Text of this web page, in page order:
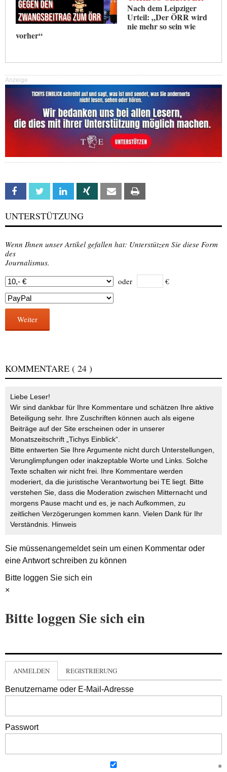
Nach dem Leipziger
Urteil: „Der ÖRR wird
nie mehr so sein wie
vorher“
Anzeige
Facebook Twitter Linkedin Xing Email
UNTERSTÜTZUNG
Wenn Ihnen unser Artikel gefallen hat: Unterstützen Sie diese Form
des
Journalismus.
oder
€
Weiter
KOMMENTARE ( 24 )
Liebe Leser!
Wir sind dankbar für Ihre Kommentare und schätzen Ihre aktive
Beteiligung sehr. Ihre Zuschriften können auch als eigene
Beiträge auf der Site erscheinen oder in unserer
Monatszeitschrift „Tichys Einblick“.
Bitte entwerten Sie Ihre Argumente nicht durch Unterstellungen,
Verunglimpfungen oder inakzeptable Worte und Links. Solche
Texte schalten wir nicht frei. Ihre Kommentare werden
moderiert, da die juristische Verantwortung bei TE liegt. Bitte
verstehen Sie, dass die Moderation zwischen Mitternacht und
morgens Pause macht und es, je nach Aufkommen, zu
zeitlichen Verzögerungen kommen kann. Vielen Dank für Ihr
Verständnis. Hinweis
Sie müssenangemeldetsein um einen Kommentar oder
eine Antwort schreiben zu können
Bitte loggen Sie sich ein
×
Bitte loggen Sie sich ein
ANMELDEN REGISTRIERUNG
Benutzername oder E-Mail-Adresse
Passwort